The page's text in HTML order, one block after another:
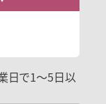
日で1～5日以